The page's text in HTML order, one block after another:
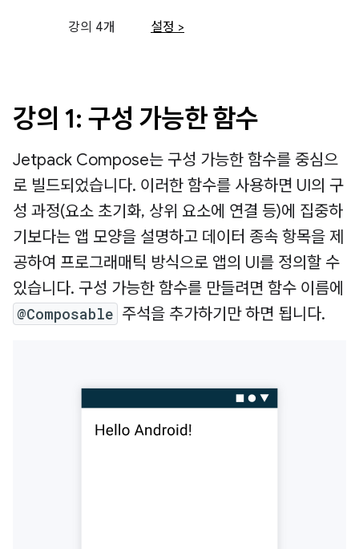
강의 4개 설정 >
강의 1: 구성 가능한 함수
Jetpack Compose는 구성 가능한 함수를 중심으
로 빌드되었습니다. 이러한 함수를 사용하면 UI의 구
성 과정(요소 초기화, 상위 요소에 연결 등)에 집중하
기보다는 앱 모양을 설명하고 데이터 종속 항목을 제
공하여 프로그래매틱 방식으로 앱의 UI를 정의할 수
있습니다. 구성 가능한 함수를 만들려면 함수 이름에
@Composable 주석을 추가하기만 하면 됩니다.